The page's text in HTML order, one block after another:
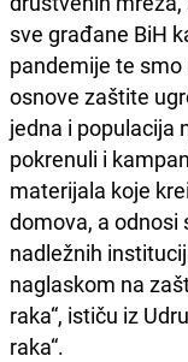
sve građane BiH
pandemije te
osnove zaštite
jedna i populacija
pokrenuli i
materijala koje
domova, a odnosi
nadležnih
naglaskom na
raka“, ističu iz
raka“.